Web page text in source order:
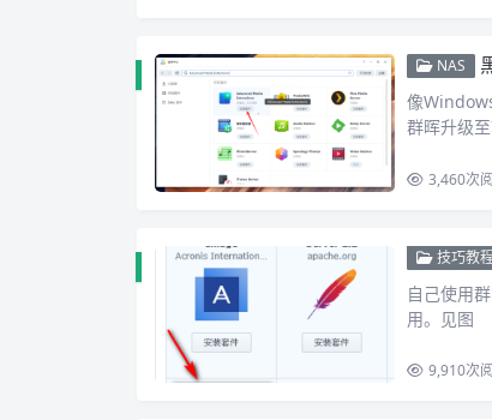
NAS
像
群晖升级
3,460次
技巧教
自己使用
用。见图
9,910次